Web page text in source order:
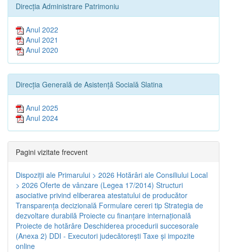
Direcția Administrare Patrimoniu
Anul 2022
Anul 2021
Anul 2020
Direcția Generală de Asistență Socială Slatina
Anul 2025
Anul 2024
Pagini vizitate frecvent
Dispoziţii ale Primarului > 2026 Hotărâri ale Consiliului Local
> 2026 Oferte de vânzare (Legea 17/2014) Structuri
asociative privind eliberarea atestatului de producător
Transparenţa decizională Formulare cereri tip Strategia de
dezvoltare durabilă Proiecte cu finanţare internaţională
Proiecte de hotărâre Deschiderea procedurii succesorale
(Anexa 2) DDI - Executori judecătorești Taxe şi impozite
online